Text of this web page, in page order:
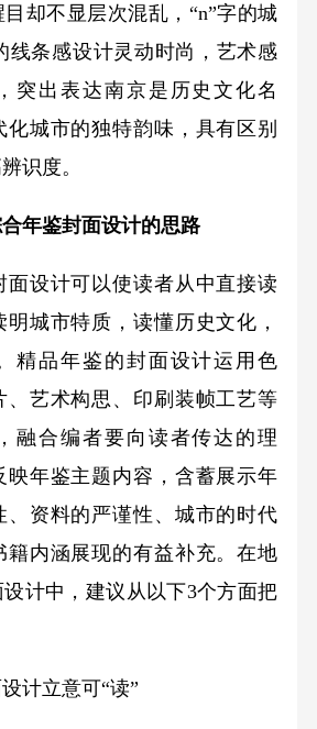
却不显层次混乱，“n”字的城
线条感设计灵动时尚，艺术感
突出表达南京是历史文化名
城市的独特韵味，具有区别
识度。
年鉴封面设计的思路
设计可以使读者从中直接读
城市特质，读懂历史文化，
精品年鉴的封面设计运用色
、艺术构思、印刷装帧工艺等
融合编者要向读者传达的理
映年鉴主题内容，含蓄展示年
、资料的严谨性、城市的时代
籍内涵展现的有益补充。在地
计中，建议从以下3个方面把
立意可“读”